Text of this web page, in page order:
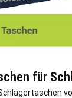
für